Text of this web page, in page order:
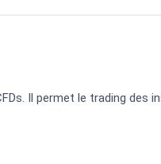
Il permet le trading des